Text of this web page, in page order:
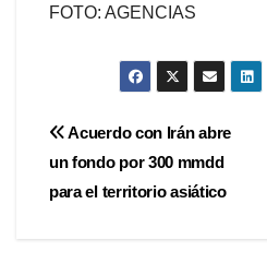
FOTO: AGENCIAS
Navegación
de
Acuerdo con Irán abre
un fondo por 300 mmdd
para el territorio asiático